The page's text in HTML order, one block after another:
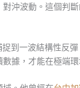
沖波動。這個判
到一波結構性反彈
據，才能在極端環